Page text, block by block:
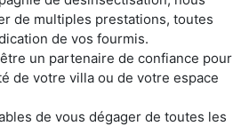
de multiples prestations, toutes
de vos fourmis.
un partenaire de confiance pour
de votre villa ou de votre espace
de vous dégager de toutes les